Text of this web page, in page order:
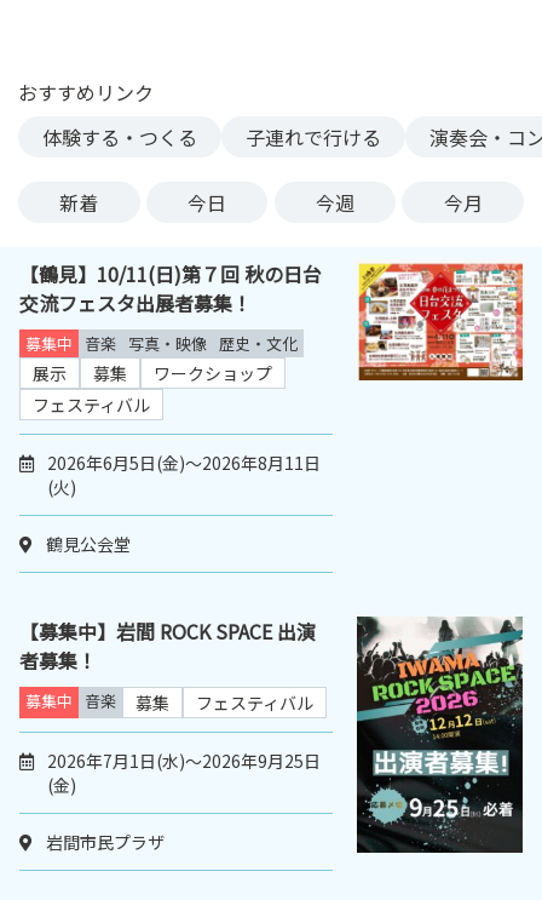
おすすめリンク
体験する・つくる
子連れで行ける 演奏会・コ
新着 今日 今週 今月
【鶴見】10/11(日)第７回 秋の日台
交流フェスタ出展者募集！
募集中 音楽 写真・映像 歴史・文化
展示 募集
ワークショップ
フェスティバル
2026年6月5日(金)～2026年8月11日
(火)
鶴見公会堂
【募集中】岩間 ROCK SPACE 出演
者募集！
募集中 音楽 募集 フェスティバル
2026年7月1日(水)～2026年9月25日
(金)
岩間市民プラザ